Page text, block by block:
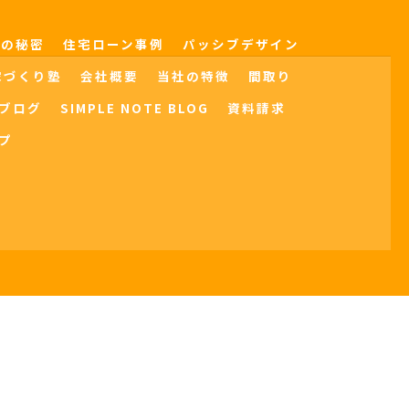
秘密 住宅ローン事例
パッシブデザイン
くり塾
会社概要 当社の特徴
間取り
ログ
SIMPLE NOTE BLOG
資料請求